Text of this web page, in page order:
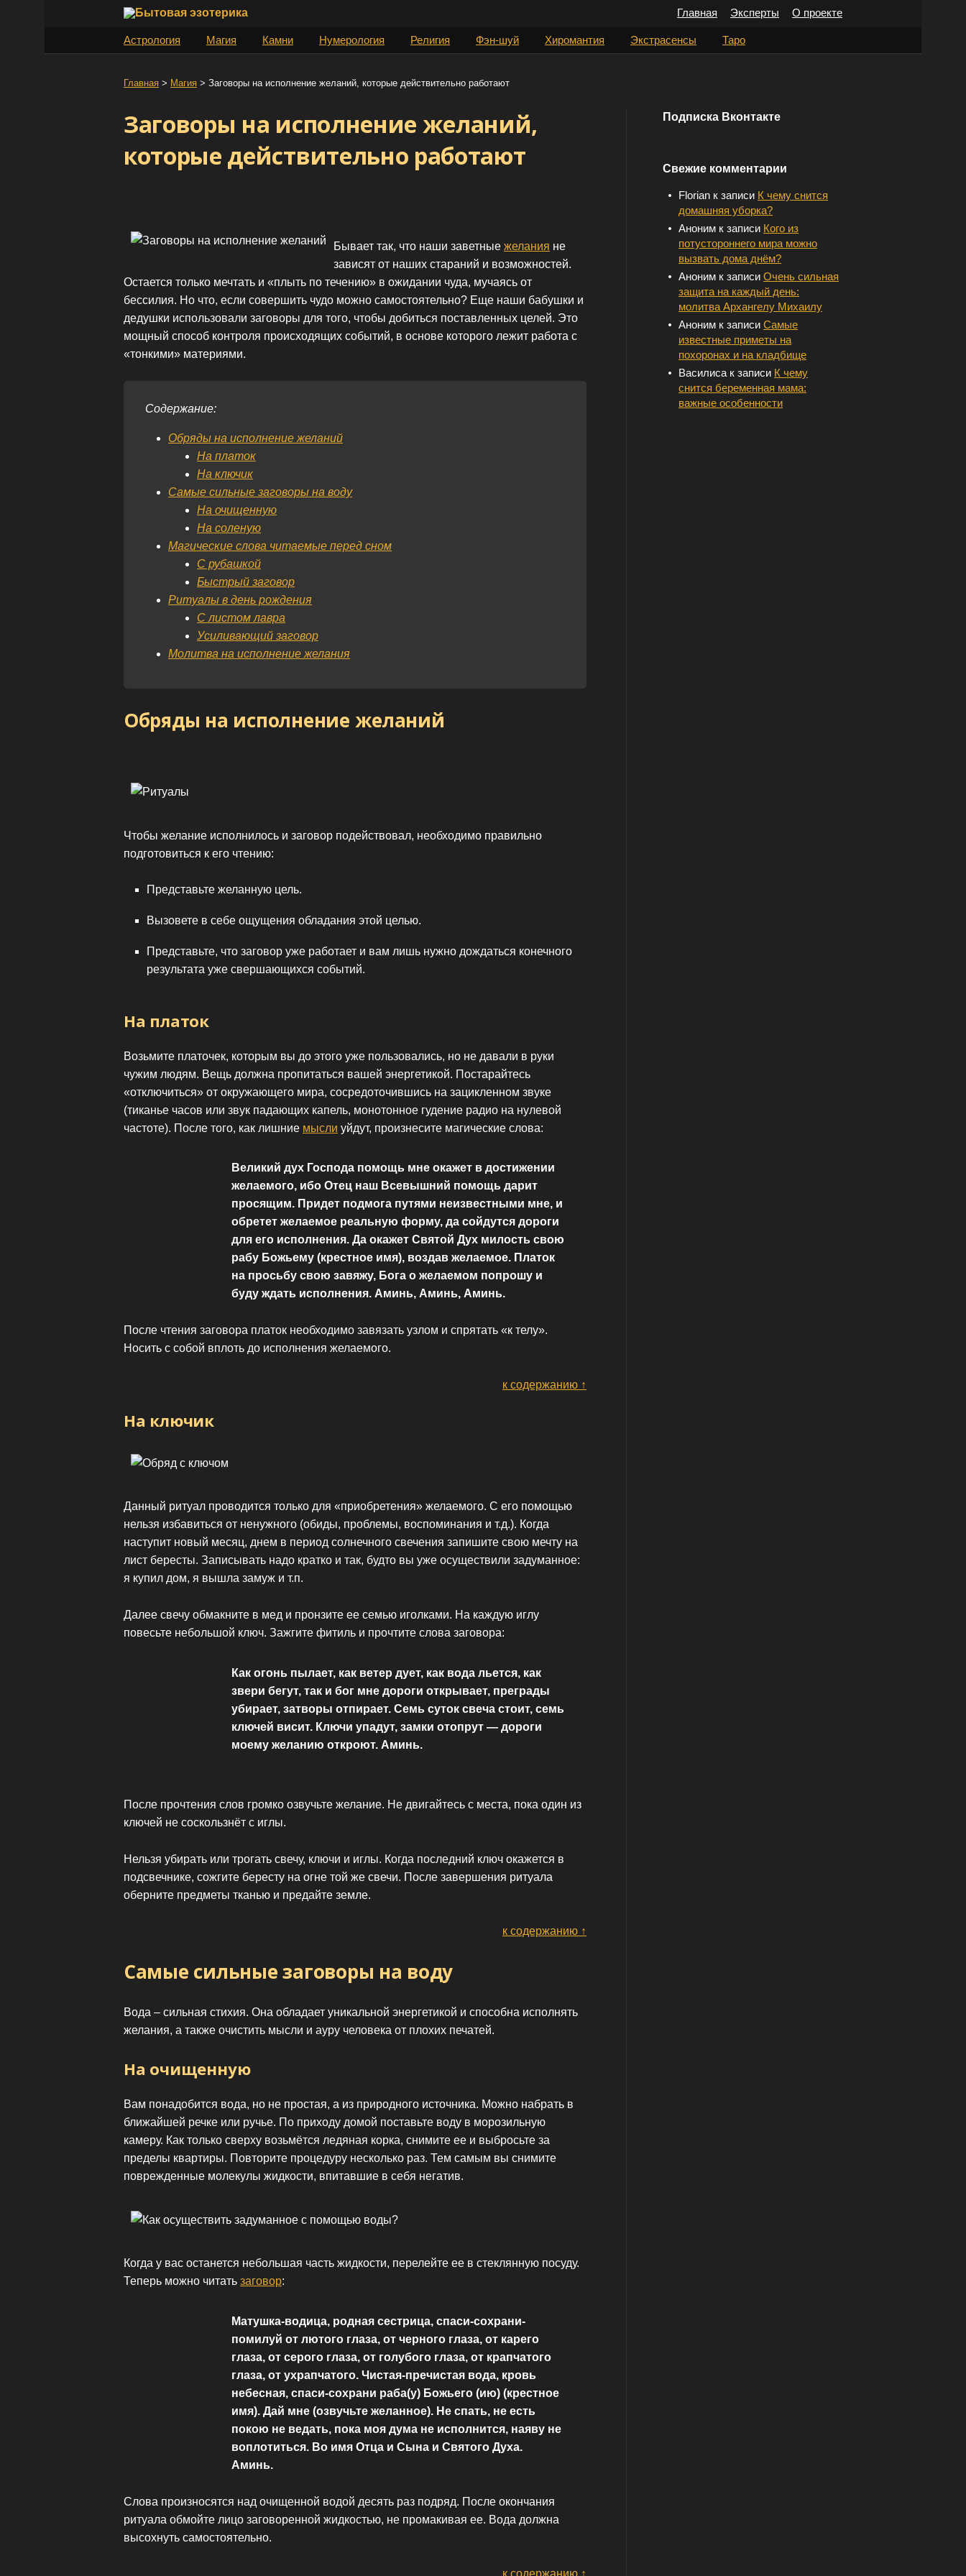
Главная Эксперты О проекте
Астрология Магия Камни Нумерология Религия Фэн-шуй Хиромантия Экстрасенсы Таро
Главная > Магия > Заговоры на исполнение желаний, которые действительно работают
Заговоры на исполнение желаний,
которые действительно работают
Бывает так, что наши заветные желания не
зависят от наших стараний и возможностей.
Остается только мечтать и «плыть по течению» в ожидании чуда, мучаясь от
бессилия. Но что, если совершить чудо можно самостоятельно? Еще наши бабушки и
дедушки использовали заговоры для того, чтобы добиться поставленных целей. Это
мощный способ контроля происходящих событий, в основе которого лежит работа с
«тонкими» материями.
Содержание:
Обряды на исполнение желаний
На платок
На ключик
Самые сильные заговоры на воду
На очищенную
На соленую
Магические слова читаемые перед сном
С рубашкой
Быстрый заговор
Ритуалы в день рождения
С листом лавра
Усиливающий заговор
Молитва на исполнение желания
Обряды на исполнение желаний
Чтобы желание исполнилось и заговор подействовал, необходимо правильно
подготовиться к его чтению:
Представьте желанную цель.
Вызовете в себе ощущения обладания этой целью.
Представьте, что заговор уже работает и вам лишь нужно дождаться конечного
результата уже свершающихся событий.
На платок
Возьмите платочек, которым вы до этого уже пользовались, но не давали в руки
чужим людям. Вещь должна пропитаться вашей энергетикой. Постарайтесь
«отключиться» от окружающего мира, сосредоточившись на зацикленном звуке
(тиканье часов или звук падающих капель, монотонное гудение радио на нулевой
частоте). После того, как лишние мысли уйдут, произнесите магические слова:
Великий дух Господа помощь мне окажет в достижении
желаемого, ибо Отец наш Всевышний помощь дарит
просящим. Придет подмога путями неизвестными мне, и
обретет желаемое реальную форму, да сойдутся дороги
для его исполнения. Да окажет Святой Дух милость свою
рабу Божьему (крестное имя), воздав желаемое. Платок
на просьбу свою завяжу, Бога о желаемом попрошу и
буду ждать исполнения. Аминь, Аминь, Аминь.
После чтения заговора платок необходимо завязать узлом и спрятать «к телу».
Носить с собой вплоть до исполнения желаемого.
к содержанию ↑
На ключик
Данный ритуал проводится только для «приобретения» желаемого. С его помощью
нельзя избавиться от ненужного (обиды, проблемы, воспоминания и т.д.). Когда
наступит новый месяц, днем в период солнечного свечения запишите свою мечту на
лист бересты. Записывать надо кратко и так, будто вы уже осуществили задуманное:
я купил дом, я вышла замуж и т.п.
Далее свечу обмакните в мед и пронзите ее семью иголками. На каждую иглу
повесьте небольшой ключ. Зажгите фитиль и прочтите слова заговора:
Как огонь пылает, как ветер дует, как вода льется, как
звери бегут, так и бог мне дороги открывает, преграды
убирает, затворы отпирает. Семь суток свеча стоит, семь
ключей висит. Ключи упадут, замки отопрут — дороги
моему желанию откроют. Аминь.
После прочтения слов громко озвучьте желание. Не двигайтесь с места, пока один из
ключей не соскользнёт с иглы.
Нельзя убирать или трогать свечу, ключи и иглы. Когда последний ключ окажется в
подсвечнике, сожгите бересту на огне той же свечи. После завершения ритуала
оберните предметы тканью и предайте земле.
к содержанию ↑
Самые сильные заговоры на воду
Вода – сильная стихия. Она обладает уникальной энергетикой и способна исполнять
желания, а также очистить мысли и ауру человека от плохих печатей.
На очищенную
Вам понадобится вода, но не простая, а из природного источника. Можно набрать в
ближайшей речке или ручье. По приходу домой поставьте воду в морозильную
камеру. Как только сверху возьмётся ледяная корка, снимите ее и выбросьте за
пределы квартиры. Повторите процедуру несколько раз. Тем самым вы снимите
поврежденные молекулы жидкости, впитавшие в себя негатив.
Когда у вас останется небольшая часть жидкости, перелейте ее в стеклянную посуду.
Теперь можно читать заговор:
Матушка-водица, родная сестрица, спаси-сохрани-
помилуй от лютого глаза, от черного глаза, от карего
глаза, от серого глаза, от голубого глаза, от крапчатого
глаза, от ухрапчатого. Чистая-пречистая вода, кровь
небесная, спаси-сохрани раба(у) Божьего (ию) (крестное
имя). Дай мне (озвучьте желанное). Не спать, не есть
покою не ведать, пока моя дума не исполнится, наяву не
воплотиться. Во имя Отца и Сына и Святого Духа.
Аминь.
Слова произносятся над очищенной водой десять раз подряд. После окончания
ритуала обмойте лицо заговоренной жидкостью, не промакивая ее. Вода должна
высохнуть самостоятельно.
к содержанию ↑
Подписка Вконтакте
Свежие комментарии
Florian к записи К чему снится
домашняя уборка?
Аноним к записи Кого из
потустороннего мира можно
вызвать дома днём?
Аноним к записи Очень сильная
защита на каждый день:
молитва Архангелу Михаилу
Аноним к записи Самые
известные приметы на
похоронах и на кладбище
Василиса к записи К чему
снится беременная мама:
важные особенности